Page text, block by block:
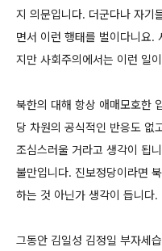
지 의문입니다. 더군다나 자기
면서 이런 행태를 벌이다니요.
지만 사회주의에서는 이런 일
북한의 대해 항상 애매모호한
당 차원의 공식적인 반응도 없
조심스러울 거라고 생각이 됩
불만입니다. 진보정당이라면
하는 것 아닌가 생각이 듭니다.
그동안 김일성 김정일 부자세